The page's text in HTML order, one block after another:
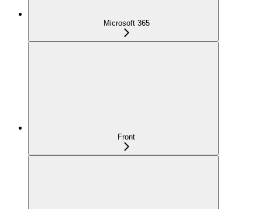
Microsoft 365
Front